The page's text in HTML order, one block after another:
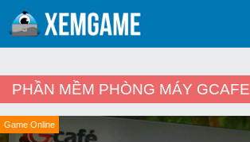
PHẦN MỀM PHÒNG MÁY GCAFE
Game Online